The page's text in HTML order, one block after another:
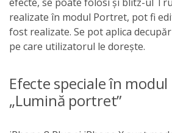
efecte, se poate folosi și blitz-ul
realizate în modul Portret, pot fi
fost realizate. Se pot aplica
pe care utilizatorul le dorește.
Efecte speciale în
„Lumină portret”